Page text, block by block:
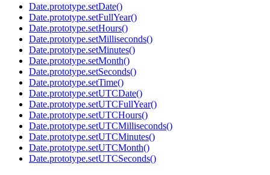
Date.prototype.setDate()
Date.prototype.setFullYear()
Date.prototype.setHours()
Date.prototype.setMilliseconds()
Date.prototype.setMinutes()
Date.prototype.setMonth()
Date.prototype.setSeconds()
Date.prototype.setTime()
Date.prototype.setUTCDate()
Date.prototype.setUTCFullYear()
Date.prototype.setUTCHours()
Date.prototype.setUTCMilliseconds()
Date.prototype.setUTCMinutes()
Date.prototype.setUTCMonth()
Date.prototype.setUTCSeconds()